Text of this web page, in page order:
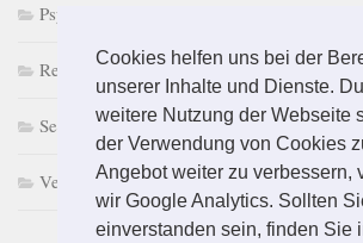
Cookies helfen uns bei der
unserer Inhalte und Dienste.
weitere Nutzung der Webseite
der Verwendung von Cookies
Angebot weiter zu verbessern,
wir Google Analytics. Sollten
einverstanden sein, finden Sie
PsychoPuzzle
Retro macht Laune
Selbst & Ständig
Vermischtes